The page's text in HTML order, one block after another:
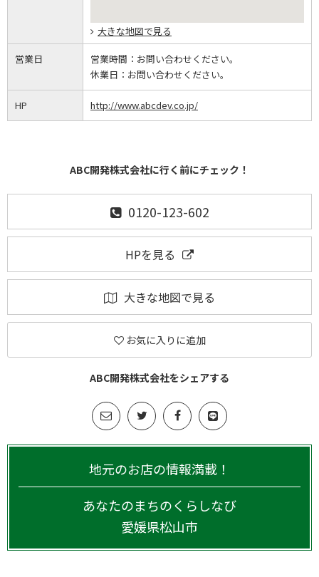
大きな地図で見る
営業日 営業時間： お問い合わせください。
休業日： お問い合わせください。
HP http://www.abcdev.co.jp/
ABC開発株式会社に行く前にチェック！
0120-123-602
HPを見る
大きな地図で見る
お気に入りに追加
ABC開発株式会社をシェアする
地元のお店の情報満載！
あなたのまちのくらしなび
愛媛県松山市